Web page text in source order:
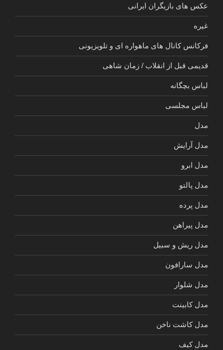
عکس های بازیگران ایرانی
غیره
فرکانس کانال های ماهواره ای و تلویزیونی
قدیمی قبل از انقلاب / زمان شاهی
لباس بچگانه
لباس مجلسی
مدل
مدل آرایش
مدل ابرو
مدل پالتو
مدل پرده
مدل پیراهن
مدل ریش و سبیل
مدل سارافون
مدل شلوار
مدل کابینت
مدل کاشت ناخن
مدل کیف